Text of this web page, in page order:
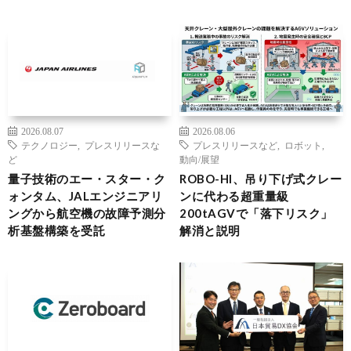
2026.08.07
テクノロジー
プレスリリースな
ど
量子技術のエー・スター・ク
ォンタム、JALエンジニアリ
ングから航空機の故障予測分
析基盤構築を受託
2026.08.06
プレスリリースなど
ロボット
動向/展望
ROBO-HI、吊り下げ式クレー
ンに代わる超重量級
200tAGVで「落下リスク」
解消と説明